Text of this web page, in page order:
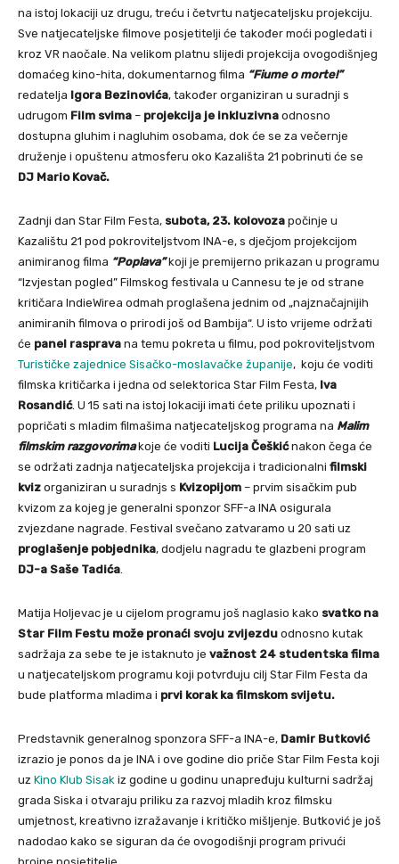
na istoj lokaciji uz drugu, treću i četvrtu natjecateljsku projekciju.
Sve natjecateljske filmove posjetitelji će također moći pogledati i
kroz VR naočale. Na velikom platnu slijedi projekcija ovogodišnjeg
domaćeg kino-hita, dokumentarnog filma “Fiume o morte!”
redatelja Igora Bezinovića, također organiziran u suradnji s
udrugom Film svima – projekcija je inkluzivna odnosno
dostupna gluhim i nagluhim osobama, dok će se za večernje
druženje i opuštenu atmosferu oko Kazališta 21 pobrinuti će se
DJ Mario Kovač.
Zadnji dan Star Film Festa, subota, 23. kolovoza počinje u
Kazalištu 21 pod pokroviteljstvom INA-e, s dječjom projekcijom
animiranog filma “Poplava”koji je premijerno prikazan u programu
“Izvjestan pogled” Filmskog festivala u Cannesu te je od strane
kritičara IndieWirea odmah proglašena jednim od „najznačajnijih
animiranih filmova o prirodi još od Bambija“. U isto vrijeme održati
će panel rasprava na temu pokreta u filmu, pod pokroviteljstvom
Turističke zajednice Sisačko-moslavačke županije, koju će voditi
filmska kritičarka i jedna od selektorica Star Film Festa, Iva
Rosandić. U 15 sati na istoj lokaciji imati ćete priliku upoznati i
popričati s mladim filmašima natjecateljskog programa na Malim
filmskim razgovorimakoje će voditi Lucija Češkićnakon čega će
se održati zadnja natjecateljska projekcija i tradicionalni filmski
kviz organiziran u suradnjs s Kvizopijom – prvim sisačkim pub
kvizom za kojeg je generalni sponzor SFF-a INA osigurala
zvjezdane nagrade. Festival svečano zatvaramo u 20 sati uz
proglašenje pobjednika, dodjelu nagradu te glazbeni program
DJ-a Saše Tadića
Matija Holjevac je u cijelom programu još naglasio kako svatko na
Star Film Festu može pronaći svoju zvijezdu odnosno kutak
sadržaja za sebe te je istaknuto je važnost 24 studentska filma
u natjecateljskom programu koji potvrđuju cilj Star Film Festa da
bude platforma mladima i prvi korak ka filmskom svijetu.
Predstavnik generalnog sponzora SFF-a INA-e, Damir Butković
izrazio je ponos da je INA i ove godine dio priče Star Film Festa koji
uz Kino Klub Sisak iz godine u godinu unapređuju kulturni sadržaj
grada Siska i otvaraju priliku za razvoj mladih kroz filmsku
umjetnost, kreativno izražavanje i kritičko mišljenje. Butković je još
nadodao kako se siguran da će ovogodišnji program privući